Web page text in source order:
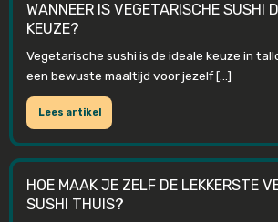
WANNEER IS VEGETARISCHE SUSHI
KEUZE?
Vegetarische sushi is de ideale keuze in
een bewuste maaltijd voor jezelf […]
Lees artikel
HOE MAAK JE ZELF DE LEKKERSTE
SUSHI THUIS?